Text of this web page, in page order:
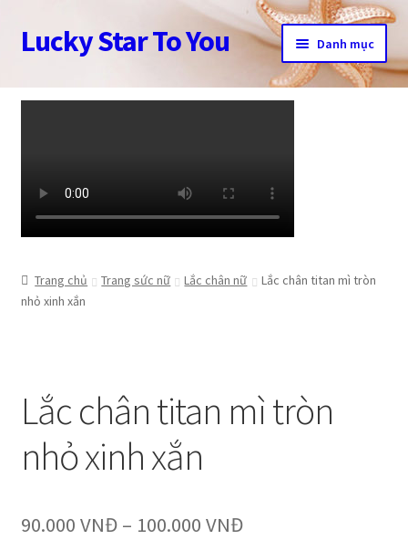
Đi
đến
hướng
Chuyển
đến
dung
Lucky Star To You Danh mục
Trang chủ
Cửa hàng
Tài khoản
Trang chủ Trang sức nữ Lắc chân nữ
Lắc chân titan mì tròn
nhỏ xinh xắn
Lắc chân titan mì tròn
nhỏ xinh xắn
90.000 VNĐ– 100.000 VNĐ